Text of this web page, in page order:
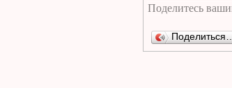
Поделиться…